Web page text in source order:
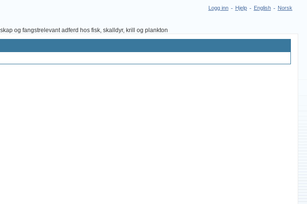
Norsk
-
English
-
Hjelp
-
Logg inn
og fangstrelevant adferd hos fisk, skalldyr, krill og plankton